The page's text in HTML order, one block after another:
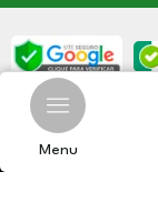
Menu
©2026 - Todos